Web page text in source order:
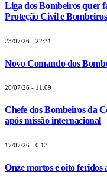
Liga dos Bombeiros quer
Proteção Civil e Bombeiros
23/07/26 - 22:31
Novo Comando dos
20/07/26 - 11:09
Chefe dos Bombeiros da
após missão internacional
17/07/26 - 0:13
Onze mortos e oito